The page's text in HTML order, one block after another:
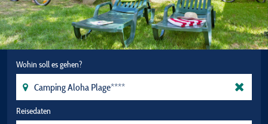
Wohin soll es gehen?
Reisedaten